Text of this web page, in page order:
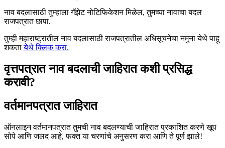
नाव बदलासाठी तुम्हाला गॅझेट नोटिफिकेशन मिळेल, तुमच्या नावाचा बदल
राजपत्रात छापा.
तुम्ही महाराष्ट्रातील नाव बदलासाठी राजपत्रातील अधिसूचनेचा नमुना येथे पाहू
शकतायेथे क्लिक करा.
वृत्तपत्रात नाव बदलाची जाहिरात कशी प्रसिद्ध
करावी?
वर्तमानपत्रात जाहिरात
ऑनलाइन वर्तमानपत्रात तुमची नाव बदलण्याची जाहिरात प्रकाशित करणे खूप
सोपे आणि जलद आहे, फक्त या चरणांचे अनुसरण करा आणि ते पूर्ण झाले!